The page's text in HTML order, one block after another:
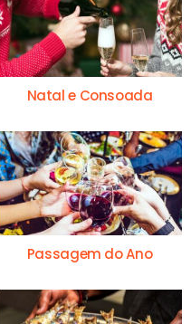
Natal e Consoada
Passagem do Ano